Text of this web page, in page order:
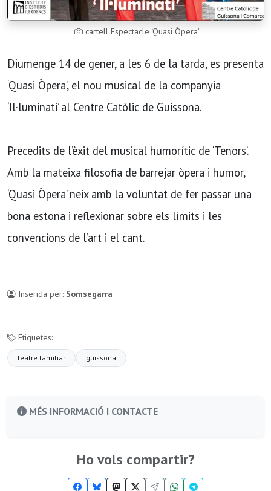
cartell Espectacle ‘Quasi Òpera’
Diumenge 14 de gener, a les 6 de la tarda, es presenta
‘Quasi Òpera’, el nou musical de la companyia
‘Il·luminati’ al Centre Catòlic de Guissona.
Precedits de l’èxit del musical humorític de ‘Tenors’.
Amb la mateixa filosofia de barrejar òpera i humor,
‘Quasi Òpera’ neix amb la voluntat de fer passar una
bona estona i reflexionar sobre els límits i les
convencions de l’art i el cant.
Inserida per: Somsegarra
Etiquetes:
teatre familiar guissona
MÉS INFORMACIÓ I CONTACTE
Ho vols compartir?